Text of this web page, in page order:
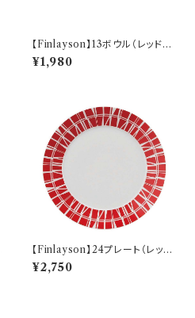
【Finlayson】13ボウル（レッド）
【コロナ】
¥1,980
【Finlayson】24プレート（レッ
ド）【コロナ】
¥2,750